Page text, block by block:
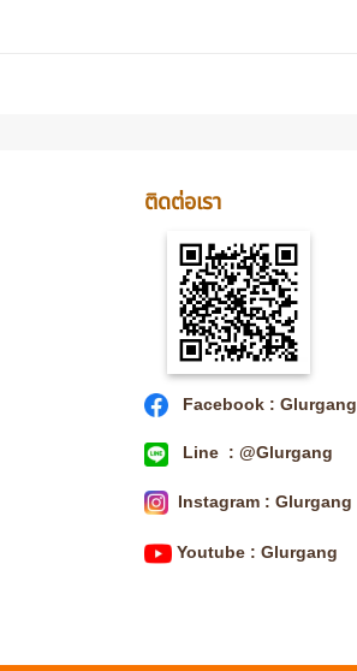
ติดต่อเรา
Facebook : Glurgang
Line : @Glurgang
Instagram : Glurgang
Youtube : Glurgang